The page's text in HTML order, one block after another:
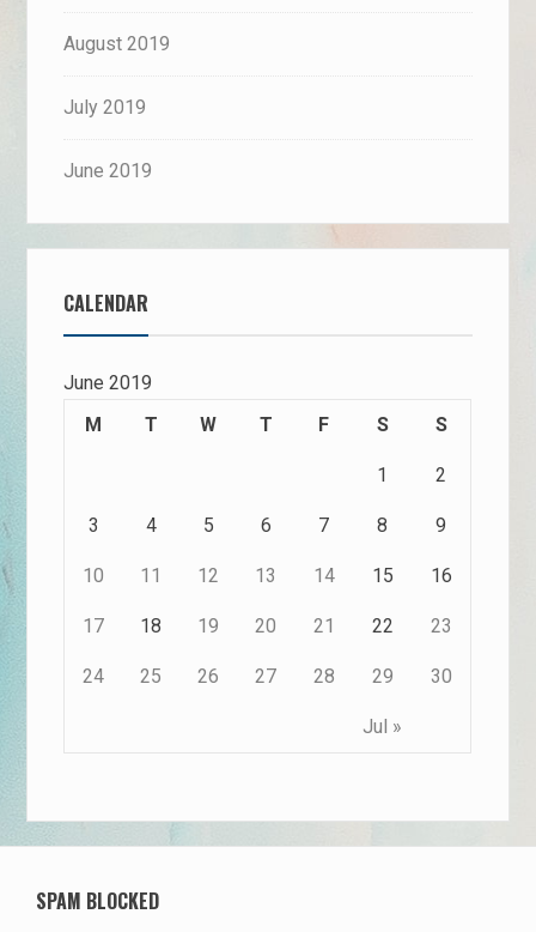
August 2019
July 2019
June 2019
CALENDAR
June 2019
M
T W T F S S
Jul »
1 2
3 4 5 6 7 8 9
10 11 12 13 14 15 16
17 18 19 20 21 22 23
24 25 26 27 28 29 30
SPAM BLOCKED